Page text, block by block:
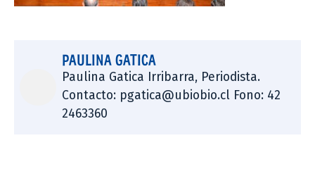
PAULINA GATICA
Paulina Gatica Irribarra, Periodista.
Contacto: pgatica@ubiobio.cl Fono: 42
2463360